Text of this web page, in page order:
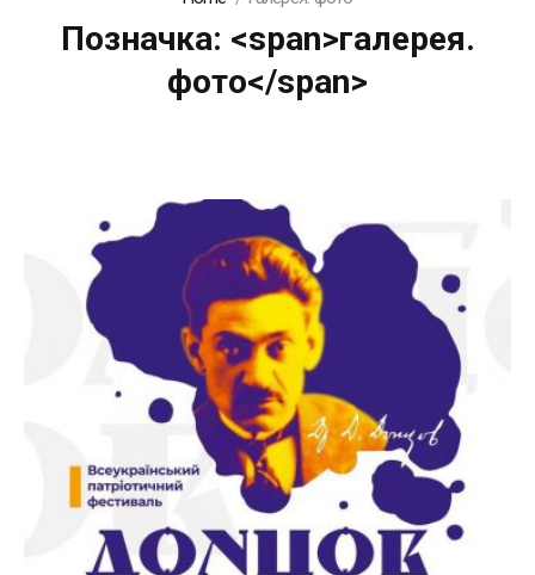
Позначка: <span>галерея.
фото</span>